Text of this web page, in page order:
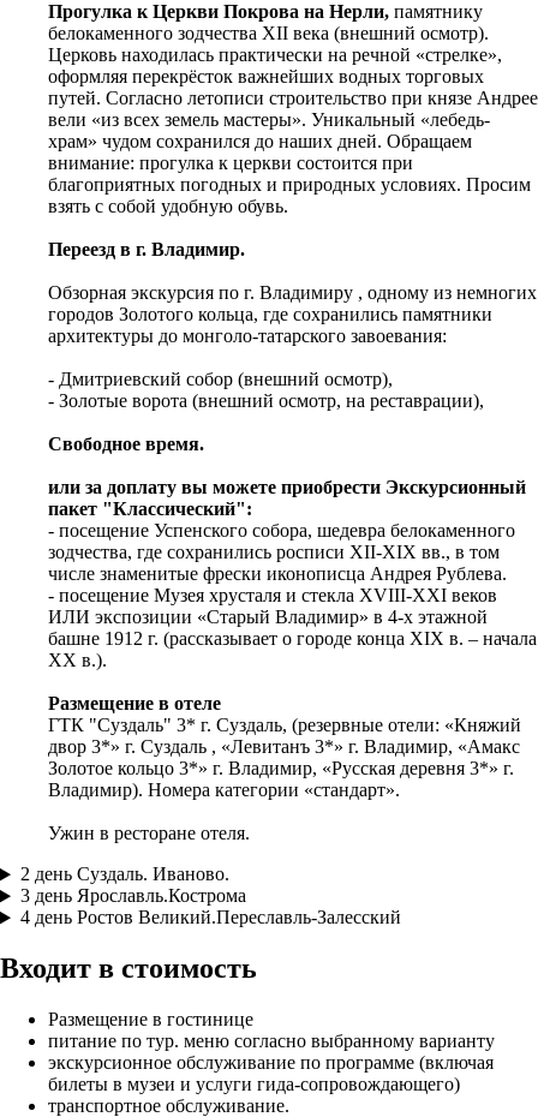
Прогулка к Церкви Покрова на Нерли, памятнику
белокаменного зодчества XII века (внешний осмотр).
Церковь находилась практически на речной «стрелке»,
оформляя перекрёсток важнейших водных торговых
путей. Согласно летописи строительство при князе Андрее
вели «из всех земель мастеры». Уникальный «лебедь-
храм» чудом сохранился до наших дней. Обращаем
внимание: прогулка к церкви состоится при
благоприятных погодных и природных условиях. Просим
взять с собой удобную обувь.
Переезд в г. Владимир.
Обзорная экскурсия по г. Владимиру , одному из немногих
городов Золотого кольца, где сохранились памятники
архитектуры до монголо-татарского завоевания:
- Дмитриевский собор (внешний осмотр),
- Золотые ворота (внешний осмотр, на реставрации),
Свободное время.
или за доплату вы можете приобрести Экскурсионный
пакет "Классический":
- посещение Успенского собора, шедевра белокаменного
зодчества, где сохранились росписи XII-XIX вв., в том
числе знаменитые фрески иконописца Андрея Рублева.
- посещение Музея хрусталя и стекла XVIII-XXI веков
ИЛИ экспозиции «Старый Владимир» в 4-х этажной
башне 1912 г. (рассказывает о городе конца XIX в. – начала
XX в.).
Размещение в отеле
ГТК "Суздаль" 3* г. Суздаль, (резервные отели: «Княжий
двор 3*» г. Суздаль , «Левитанъ 3*» г. Владимир, «Амакс
Золотое кольцо 3*» г. Владимир, «Русская деревня 3*» г.
Владимир). Номера категории «стандарт».
Ужин в ресторане отеля.
2 день Суздаль. Иваново.
3 день Ярославль.Кострома
4 день Ростов Великий.Переславль-Залесский
Входит в стоимость
Размещение в гостинице
питание по тур. меню согласно выбранному варианту
экскурсионное обслуживание по программе (включая
билеты в музеи и услуги гида-сопровождающего)
транспортное обслуживание.